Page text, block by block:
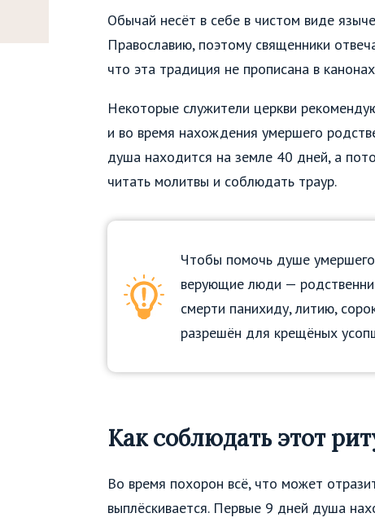
Обычай несёт в себе в чистом виде
Православию, поэтому священники
что эта традиция не прописана в
Некоторые служители церкви
и во время нахождения умершего
душа находится на земле 40 дней, а
читать молитвы и соблюдать траур.
Чтобы помочь душе
верующие люди —
смерти панихиду, литию,
разрешён для крещёных
Как соблюдать этот
Во время похорон всё, что может
выплёскивается. Первые 9 дней душа